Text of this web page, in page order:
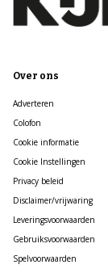
Over ons
Adverteren
Colofon
Cookie informatie
Cookie Instellingen
Privacy beleid
Disclaimer/vrijwaring
Leveringsvoorwaarden
Gebruiksvoorwaarden
Spelvoorwaarden